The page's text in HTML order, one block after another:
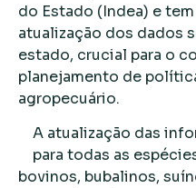
do Estado (Indea) e
atualização dos dados
estado, crucial para o
planejamento de
agropecuário.
A atualização das
para todas as
bovinos, bubalinos,